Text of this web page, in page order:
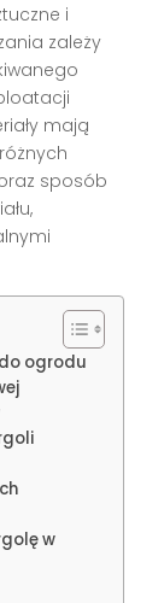
i
zależy
mają
sposób
ogrodu
w